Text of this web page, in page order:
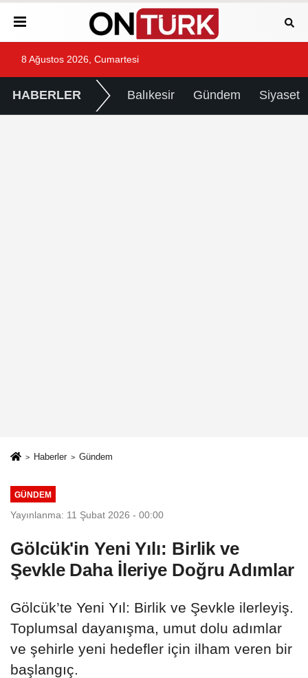
8 Ağustos 2026, Cumartesi
HABERLER Balıkesir Gündem Siyaset
Haberler Gündem
GÜNDEM
Yayınlanma: 11 Şubat 2026 - 00:00
Gölcük'in Yeni Yılı: Birlik ve
Şevkle Daha İleriye Doğru Adımlar
Gölcük’te Yeni Yıl: Birlik ve Şevkle ilerleyiş.
Toplumsal dayanışma, umut dolu adımlar
ve şehirle yeni hedefler için ilham veren bir
başlangıç.